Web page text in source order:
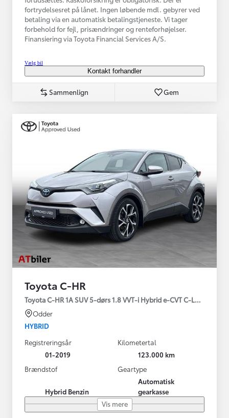
fortrydelsesret på lånet. Ingen løbende mdl. gebyrer ved
betaling via en automatisk betalingstjeneste. Vi tager
forbehold for fejl, prisændringer og renteforhøjelser.
Finansiering via Toyota Financial Services A/S.
Vælg bil
Kontakt forhandler
Sammenlign Gem
Toyota C-HR
Toyota C-HR 1A SUV 5-dørs 1.8 VVT-i Hybrid e-CVT C-LUB -
Odder
HYBRID
Registreringsår
01-2019
Kilometertal
123.000 km
Brændstof
Hybrid Benzin
Geartype
Automatisk
gearkasse
Vis mere